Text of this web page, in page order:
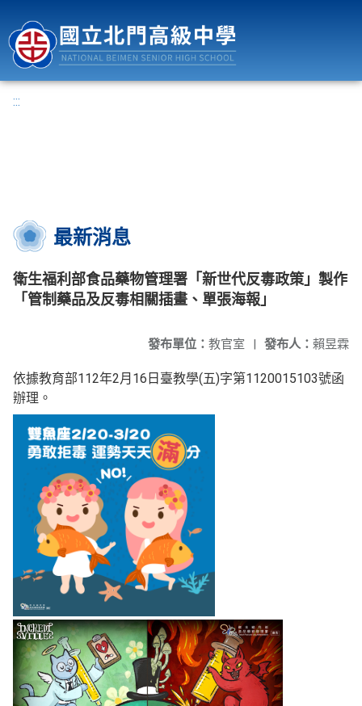
:::
最新消息
衛生福利部食品藥物管理署「新世代反毒政策」製作
「管制藥品及反毒相關插畫、單張海報」
發布人： 賴昱霖
發布單位： 教官室 |
依據教育部112年2月16日臺教學(五)字第1120015103號函
辦理。